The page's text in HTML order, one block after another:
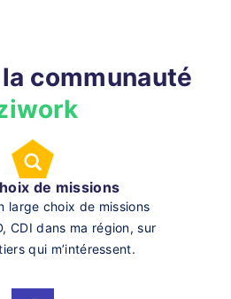
communauté
de missions
large choix de missions
CDI dans ma région, sur
qui m’intéressent.